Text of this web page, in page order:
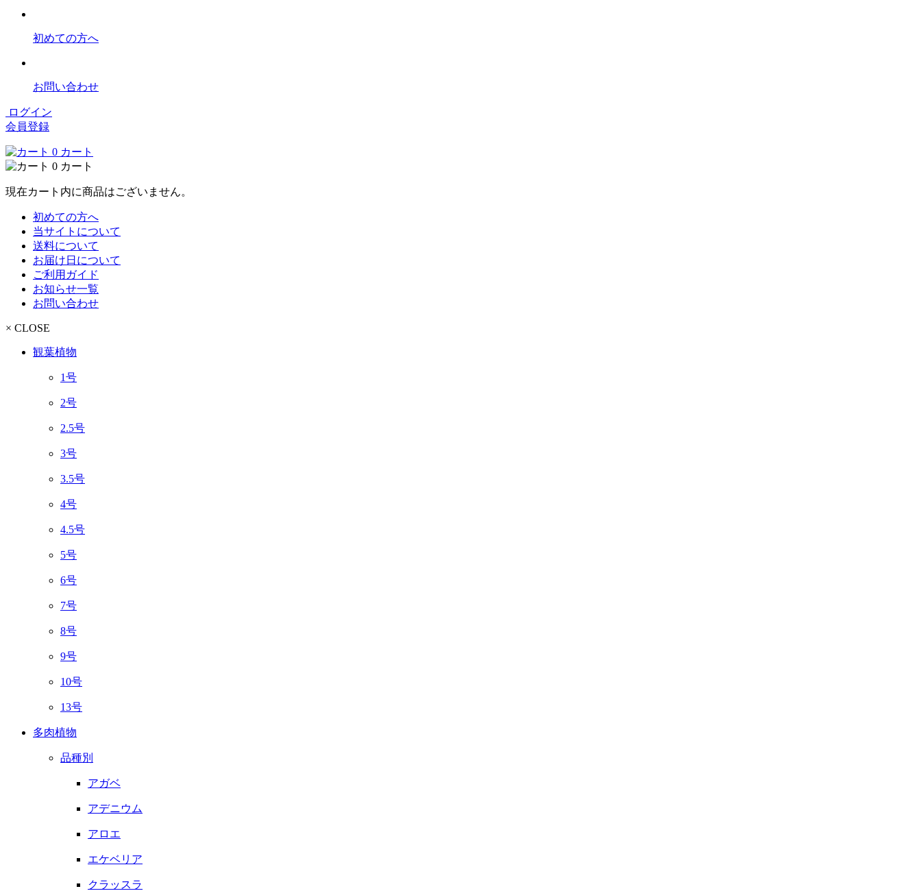
初めての方へ
お問い合わせ
ログイン
会員登録
0 カート
0 カート
現在カート内に商品はございません。
初めての方へ
当サイトについて
送料について
お届け日について
ご利用ガイド
お知らせ一覧
お問い合わせ
× CLOSE
観葉植物
1号
2号
2.5号
3号
3.5号
4号
4.5号
5号
6号
7号
8号
9号
10号
13号
多肉植物
品種別
アガベ
アデニウム
アロエ
エケベリア
クラッスラ